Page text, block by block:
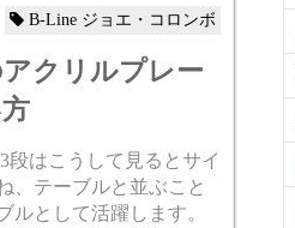
B-Line ジョエ・コロンボ
クリルプレー
、テーブルと並ぶこと
ルとして活躍します。